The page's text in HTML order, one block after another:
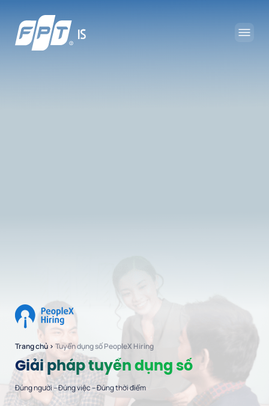
Trang chủ › Tuyển dụng số PeopleX Hiring
Giải pháp tuyển dụng số
Đúng người – Đúng việc – Đúng thời điểm